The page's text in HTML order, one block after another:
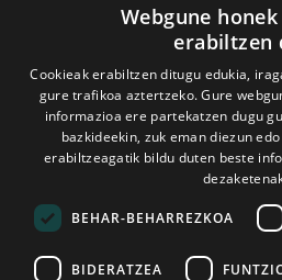
2026ko eka. 1a
Webgune
erabiltzen
Cookieak erabiltzen ditugu edukia,
gure trafikoa aztertzeko. Gure
informazioa ere partekatzen dugu
bazkideekin, zuk eman diezun
erabiltzeagatik bildu duten beste
BEHAR-BEHARREZKOA
BIDERATZEA